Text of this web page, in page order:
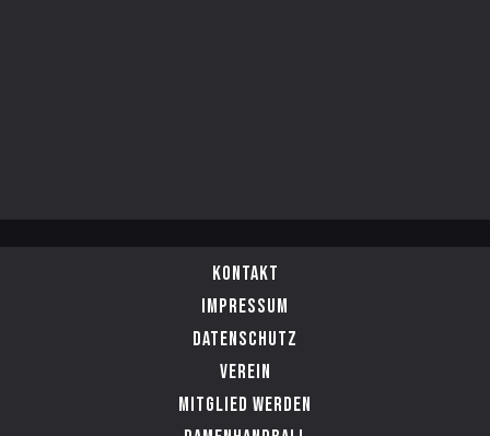
Kontakt
Impressum
Datenschutz
Verein
Mitglied werden